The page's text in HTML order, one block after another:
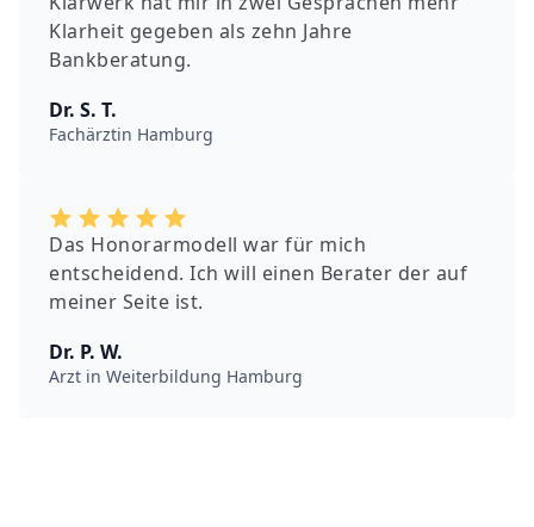
Klarheit gegeben als zehn Jahre
Bankberatung.
Dr. S. T.
Fachärztin Hamburg
Das Honorarmodell war für mich
entscheidend. Ich will einen Berater der auf
meiner Seite ist.
Dr. P. W.
Arzt in Weiterbildung Hamburg